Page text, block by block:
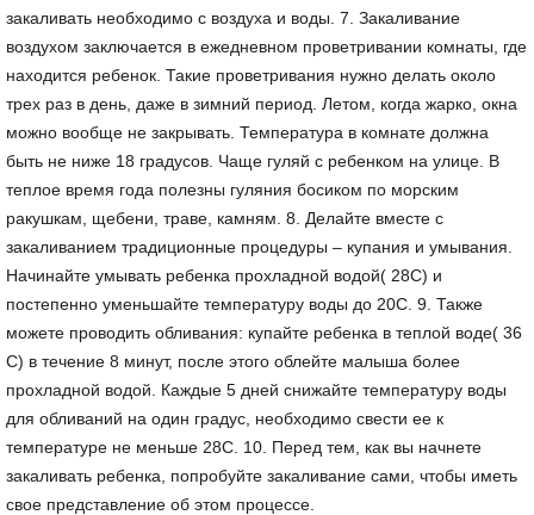
закаливать необходимо с воздуха и воды. 7. Закаливание
воздухом заключается в ежедневном проветривании комнаты, где
находится ребенок. Такие проветривания нужно делать около
трех раз в день, даже в зимний период. Летом, когда жарко, окна
можно вообще не закрывать. Температура в комнате должна
быть не ниже 18 градусов. Чаще гуляй с ребенком на улице. В
теплое время года полезны гуляния босиком по морским
ракушкам, щебени, траве, камням. 8. Делайте вместе с
закаливанием традиционные процедуры – купания и умывания.
Начинайте умывать ребенка прохладной водой( 28С) и
постепенно уменьшайте температуру воды до 20С. 9. Также
можете проводить обливания: купайте ребенка в теплой воде( 36
С) в течение 8 минут, после этого облейте малыша более
прохладной водой. Каждые 5 дней снижайте температуру воды
для обливаний на один градус, необходимо свести ее к
температуре не меньше 28С. 10. Перед тем, как вы начнете
закаливать ребенка, попробуйте закаливание сами, чтобы иметь
свое представление об этом процессе.